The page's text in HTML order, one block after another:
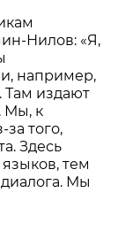
Нилов: «Я,
например,
Там издают
Мы, к
того,
Здесь
тем
Мы